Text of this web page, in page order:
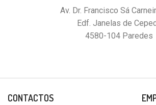
Av. Dr. Francisco Sá
Edf. Janelas de
4580-104 Paredes
CONTACTOS